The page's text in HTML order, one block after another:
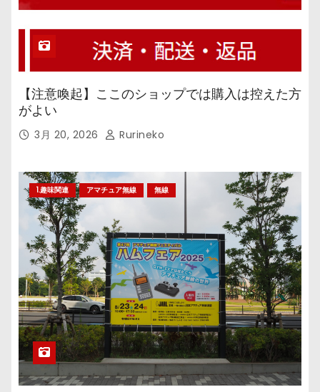
【注意喚起】ここのショップでは購入は控えた方
がよい
3月 20, 2026 Rurineko
1.趣味関連 アマチュア無線 無線